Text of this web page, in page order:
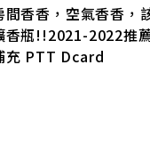
間香香，空氣香香，
香瓶!!2021-2022推
充 PTT Dcard